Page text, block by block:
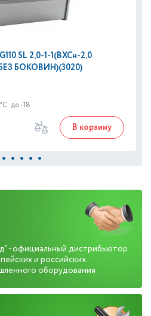
SL 2,0-1-1(ВХСн-2,0
БОКОВИН)(3020)
до -18
В корзину
- официальный дистрибьютор
и российских
оборудования